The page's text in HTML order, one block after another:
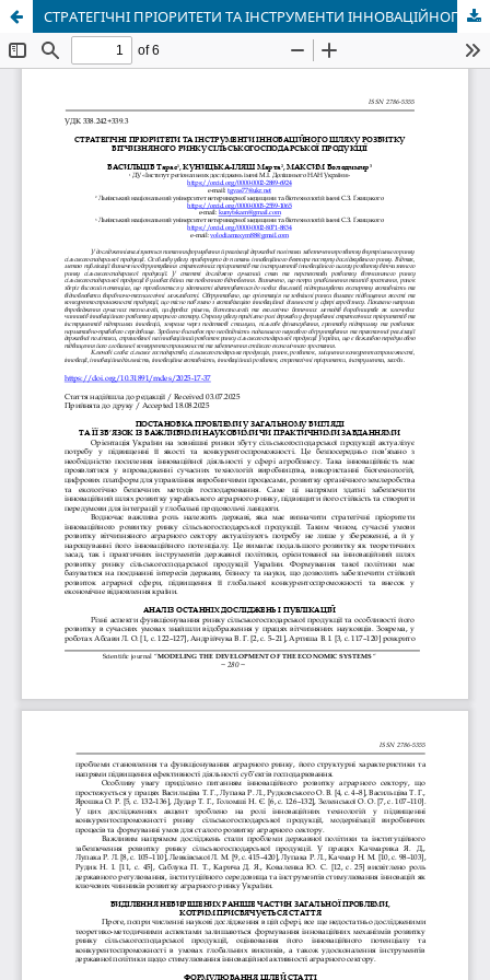
СТРАТЕГІЧНІ ПРІОРИТЕТИ ТА ІНСТРУМЕНТИ ІННОВАЦІЙНОГО ШЛЯХУ РОЗВИТКУ ВІТЧИЗНЯНОГО РИНКУ СІЛЬСЬКОГОСПОДАРСЬКОЇ ПРОДУКЦІЇ